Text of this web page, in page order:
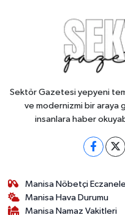
Sektör Gazetesi yepyeni
ve modernizmi bir araya
insanlara haber
Manisa Nöbetçi
Manisa Hava Durumu
Manisa Namaz Vakitleri